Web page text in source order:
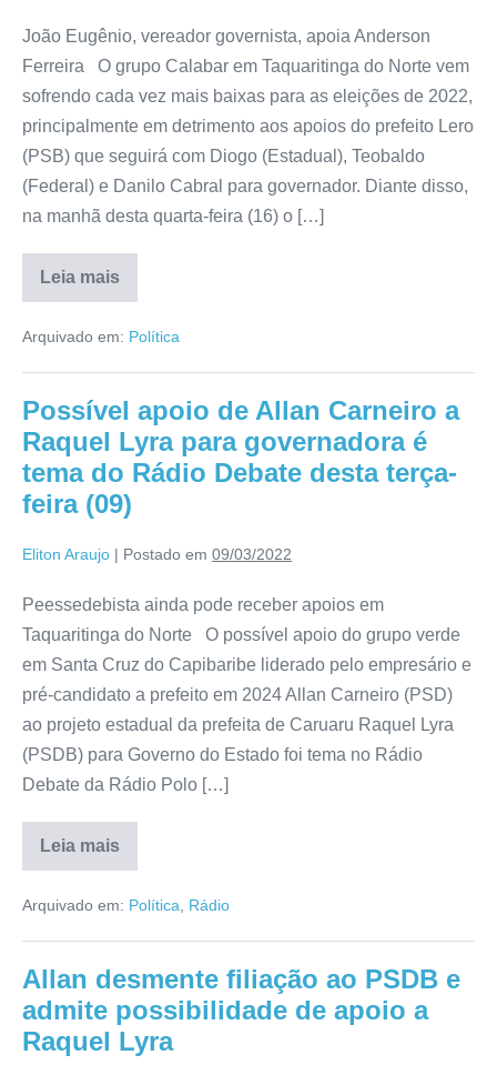
João Eugênio, vereador governista, apoia Anderson
Ferreira O grupo Calabar em Taquaritinga do Norte vem
sofrendo cada vez mais baixas para as eleições de 2022,
principalmente em detrimento aos apoios do prefeito Lero
(PSB) que seguirá com Diogo (Estadual), Teobaldo
(Federal) e Danilo Cabral para governador. Diante disso,
na manhã desta quarta-feira (16) o […]
Leia mais
Arquivado em: Política
Possível apoio de Allan Carneiro a
Raquel Lyra para governadora é
tema do Rádio Debate desta terça-
feira (09)
Eliton Araujo | Postado em 09/03/2022
Peessedebista ainda pode receber apoios em
Taquaritinga do Norte O possível apoio do grupo verde
em Santa Cruz do Capibaribe liderado pelo empresário e
pré-candidato a prefeito em 2024 Allan Carneiro (PSD)
ao projeto estadual da prefeita de Caruaru Raquel Lyra
(PSDB) para Governo do Estado foi tema no Rádio
Debate da Rádio Polo […]
Leia mais
Arquivado em: Política Rádio
Allan desmente filiação ao PSDB e
admite possibilidade de apoio a
Raquel Lyra